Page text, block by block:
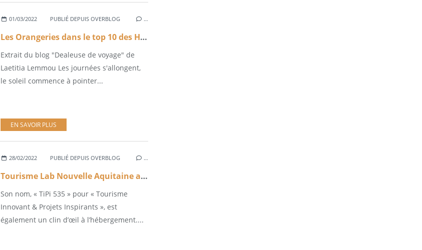
01/03/2022 PUBLIÉ DEPUIS OVERBLOG …
Les Orangeries dans le top 10 des Hôtel Eco-friendly du Blog Dealeuse de voyage
Extrait du blog "Dealeuse de voyage" de
Laetitia Lemmou Les journées s'allongent,
le soleil commence à pointer...
EN SAVOIR PLUS
28/02/2022 PUBLIÉ DEPUIS OVERBLOG …
Tourisme Lab Nouvelle Aquitaine annonce sa première promotion de starts up incubées par TIPI 535
Son nom, « TiPi 535 » pour « Tourisme
Innovant & Projets Inspirants », est
également un clin d’œil à l’hébergement....